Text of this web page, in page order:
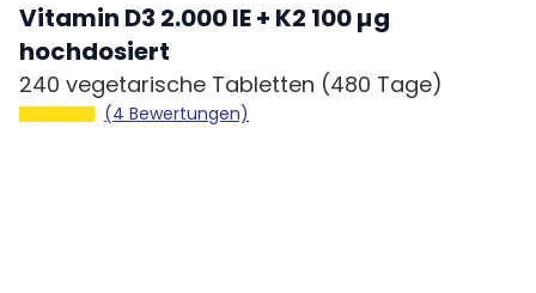
Vitamin D3 2.000 IE + K2 100 µg
hochdosiert
240 vegetarische Tabletten (480 Tage)
(4 Bewertungen)